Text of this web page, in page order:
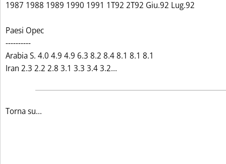
1987 1988 1989 1990 1991 1T92 2T92 Giu.92 Lug.92
Paesi Opec
----------
Arabia S. 4.0 4.9 4.9 6.3 8.2 8.4 8.1 8.1 8.1
Iran 2.3 2.2 2.8 3.1 3.3 3.4 3.2...
Torna su...